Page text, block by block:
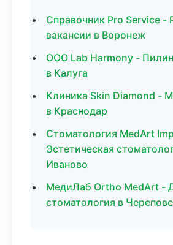
Справочник Pro Service -
вакансии в Воронеж
ООО Lab Harmony -
в Калуга
Клиника Skin Diamond -
в Краснодар
Стоматология MedArt
Эстетическая
Иваново
МедиЛаб Ortho MedArt -
стоматология в